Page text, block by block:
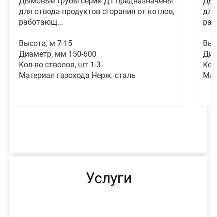
для отвода продуктов сгорания от котлов,
работающ...
Высота, м 7-15
Диаметр, мм 150-600
Кол-во стволов, шт 1-3
Материал газохода Нерж. сталь
Услуги